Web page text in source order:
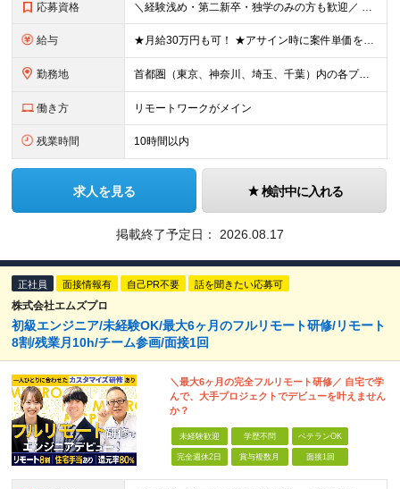
応募資格 ＼経験浅め・第二新卒・独学のみの方も歓迎／ ■学歴不問 ■ITに関する知識・素養・経験をお持ちの方 ┗例えば下記のような方を想定しています ・学校やスクールで学んでいた方 ・テスター経験者 ・インフラ
給与 ★月給30万円も可！ ★アサイン時に案件単価を全て公開！ ★賞与年2回（月給と賞与合わせて売上の60%から65%） 月給30万円～＋賞与年2回（月給と賞与合わせて売上の60%から65%）＋残業手当＋
勤務地 首都圏（東京、神奈川、埼玉、千葉）内の各プロジェクト先 ※お住まいの地域を考慮します ■本社：東京都港区芝浦3-15-2 山本ビル5F ※（変更の範囲）上記を除く、当社関連勤務地
働き方 リモートワークがメイン
残業時間 10時間以内
求人を見る 検討中に入れる
掲載終了予定日： 2026.08.17
正社員 面接情報有 自己PR不要 話を聞きたい応募可
株式会社エムズプロ
初級エンジニア/未経験OK/最大6ヶ月のフルリモート研修/リモート
8割/残業月10h/チーム参画/面接1回
＼最大6ヶ月の完全フルリモート研修／ 自宅で学
んで、大手プロジェクトでデビューを叶えません
か？
未経験歓迎 学歴不問 ベテランOK
完全週休2日 賞与複数月 面接1回